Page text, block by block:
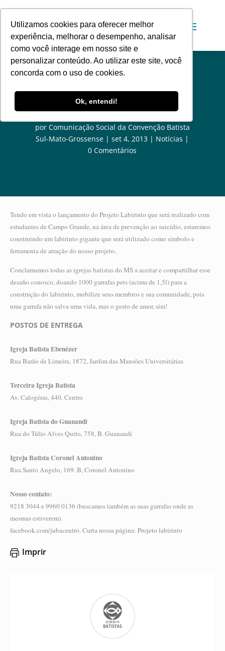
Utilizamos cookies para oferecer melhor
experiência, melhorar o desempenho, analisar
como você interage em nosso site e
personalizar conteúdo. Ao utilizar este site, você
concorda com o uso de cookies.
Ok, entendi!
JUBACENTRO realiza campanha de
arrecadação de garrafas PET
por Comunicação Social da Convenção Batista
Sul-Mato-Grossense
set 4, 2013
Notícias
0 Comentários
Tendo em vista o lançamento do Projeto Labirinto que será realizado com
estudantes de Campo Grande, na área de prevenção ao suicídio, estaremos
construindo um labirinto gigante que será utilizado como símbolo e
ferramenta de atração do nosso projeto.
Conclamamos todas as igrejas batistas do MS a aceitar e compartilhar esse
desafio conosco, doando 1000 garrafas pets (acima de 1,5l) para a
construção do labirinto, mobilize seus membros e sua comunidade, pois
uma garrafa não salva uma vida, mas o gesto de amor, sim!
POSTOS DE ENTREGA
Igreja Batista Ebenézer
Rua Barão de Limeira, 1872, Jardim das Mansões Universitárias
Terceira Igreja Batista
Av. Calogéras, 440. Centro
Igreja Batista do Guanandi
Rua do Túlio Alves Quito, 758, B. Guanandi
Igreja Batista Coronel Antonino
Rua Santo Angelo, 169. B, Coronel Antonino
Nosso contato:
9218 3044 e 9960 0136 (buscamos também as suas garrafas onde as
mesmas estiverem).
facebook.com/jubacentro. Curta nossa página: Projeto labirinto
Imprir